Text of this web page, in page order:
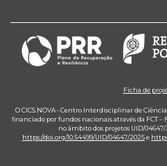
Ficha de
O CICS.NOVA - Centro Interdisciplinar de
financiado por fundos nacionais através da FCT –
no âmbito dos projetos UID/04647/
https://doi.org/10.54499/UID/04647/2025e